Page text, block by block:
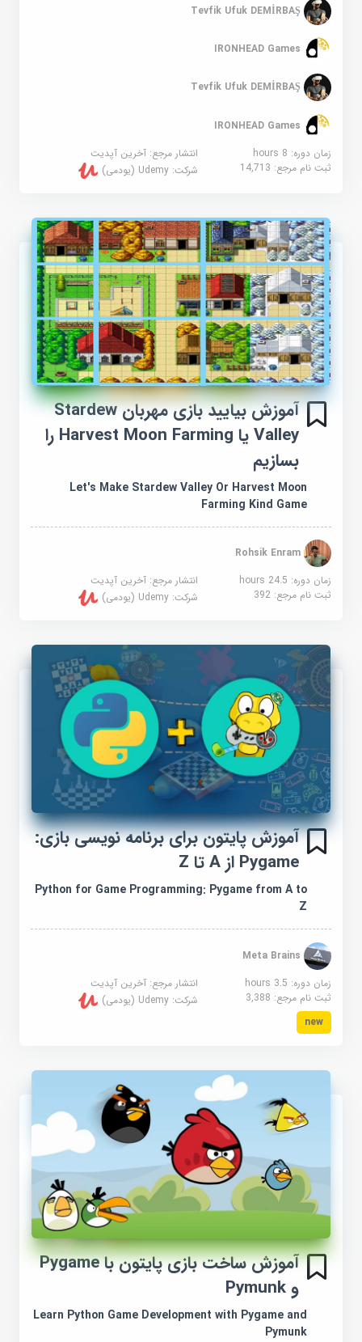
Tevfik Ufuk DEMİRBAŞ
IRONHEAD Games
Tevfik Ufuk DEMİRBAŞ
IRONHEAD Games
زمان دوره: 8 hours
انتشار مرجع:آخرین آپدیت
ثبت نام مرجع:14,713 شرکت:Udemy (یودمی)
آموزش بیایید بازی مهربان Stardew
Valley یا Harvest Moon Farming را
بسازیم
Let's Make Stardew Valley Or Harvest Moon
Farming Kind Game
Rohsik Enram
زمان دوره: 24.5 hours
انتشار مرجع:آخرین آپدیت
ثبت نام مرجع:392 شرکت:Udemy (یودمی)
آموزش پایتون برای برنامه نویسی بازی:
Pygame از A تا Z
Python for Game Programming: Pygame from A to
Meta Brains
زمان دوره: 3.5 hours
انتشار مرجع:آخرین آپدیت
ثبت نام مرجع:3,388 شرکت:Udemy (یودمی)
new
آموزش ساخت بازی پایتون با Pygame
و Pymunk
Learn Python Game Development with Pygame and
Pymunk